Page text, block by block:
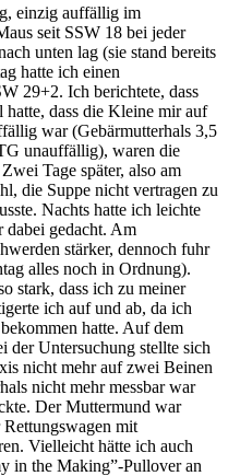
einzig auffällig im
seit SSW 18 bei jeder
unten lag (sie stand bereits
hatte ich einen
29+2. Ich berichtete, dass
hatte, dass die Kleine mir auf
war (Gebärmutterhals 3,5
unauffällig), waren die
Tage später, also am
die Suppe nicht vertragen zu
Nachts hatte ich leichte
dabei gedacht. Am
stärker, dennoch fuhr
alles noch in Ordnung).
stark, dass ich zu meiner
ich auf und ab, da ich
hatte. Auf dem
der Untersuchung stellte sich
nicht mehr auf zwei Beinen
nicht mehr messbar war
Der Muttermund war
mit
Vielleicht hätte ich auch
in the Making”-Pullover an